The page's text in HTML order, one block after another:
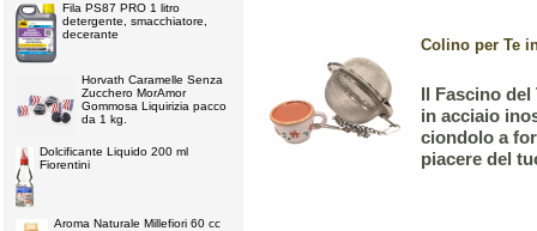
Fila PS87 PRO 1 litro
detergente, smacchiatore,
decerante
Horvath Caramelle Senza
Zucchero MorAmor
Gommosa Liquirizia pacco
da 1 kg.
Dolcificante Liquido 200 ml
Fiorentini
Aroma Naturale Millefiori 60 cc
Colino per Te
Il Fascino
in acciaio
ciondolo a
piacere del